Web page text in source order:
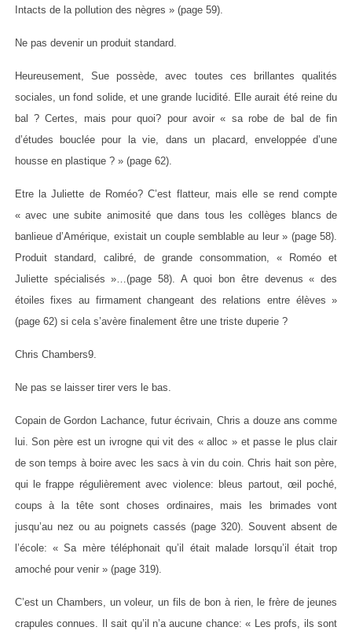
Intacts de la pollution des nègres » (page 59).
Ne pas devenir un produit standard.
Heureusement, Sue possède, avec toutes ces brillantes qualités
sociales, un fond solide, et une grande lucidité. Elle aurait été reine du
bal ? Certes, mais pour quoi? pour avoir « sa robe de bal de fin
d’études bouclée pour la vie, dans un placard, enveloppée d’une
housse en plastique ? » (page 62).
Etre la Juliette de Roméo? C’est flatteur, mais elle se rend compte
« avec une subite animosité que dans tous les collèges blancs de
banlieue d’Amérique, existait un couple semblable au leur » (page 58).
Produit standard, calibré, de grande consommation, « Roméo et
Juliette spécialisés »…(page 58). A quoi bon être devenus « des
étoiles fixes au firmament changeant des relations entre élèves »
(page 62) si cela s’avère finalement être une triste duperie ?
Chris Chambers9.
Ne pas se laisser tirer vers le bas.
Copain de Gordon Lachance, futur écrivain, Chris a douze ans comme
lui. Son père est un ivrogne qui vit des « alloc » et passe le plus clair
de son temps à boire avec les sacs à vin du coin. Chris hait son père,
qui le frappe régulièrement avec violence: bleus partout, œil poché,
coups à la tête sont choses ordinaires, mais les brimades vont
jusqu’au nez ou au poignets cassés (page 320). Souvent absent de
l’école: « Sa mère téléphonait qu’il était malade lorsqu’il était trop
amoché pour venir » (page 319).
C’est un Chambers, un voleur, un fils de bon à rien, le frère de jeunes
crapules connues. Il sait qu’il n’a aucune chance: « Les profs, ils sont